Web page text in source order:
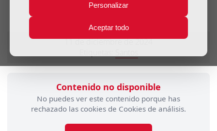
Personalizar
Aceptar todo
de Miranda O.P.
11 de diciembre de 2024
Contenido no disponible
No puedes ver este contenido porque has
rechazado las cookies de Cookies de análisis.